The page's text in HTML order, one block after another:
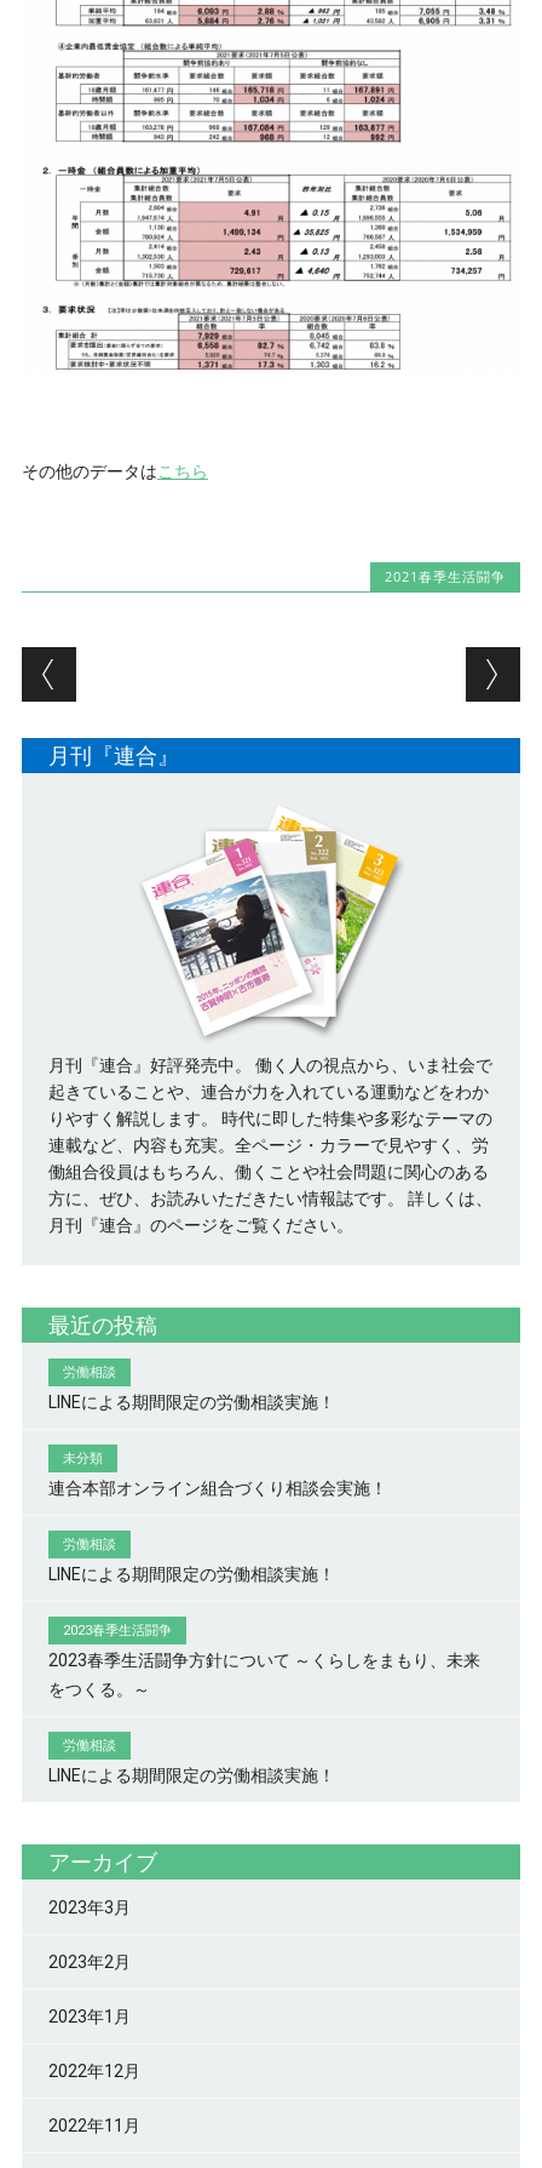
その他のデータはこちら
2021春季生活闘争
Post navigation
月刊『連合』
月刊『連合』好評発売中。 働く人の視点から、いま社会で
起きていることや、連合が力を入れている運動などをわか
りやすく解説します。 時代に即した特集や多彩なテーマの
連載など、内容も充実。全ページ・カラーで見やすく、労
働組合役員はもちろん、働くことや社会問題に関心のある
方に、ぜひ、お読みいただきたい情報誌です。 詳しくは、
月刊『連合』のページをご覧ください。
最近の投稿
労働相談
LINEによる期間限定の労働相談実施！
未分類
連合本部オンライン組合づくり相談会実施！
労働相談
LINEによる期間限定の労働相談実施！
2023春季生活闘争
2023春季生活闘争方針について ～くらしをまもり、未来
をつくる。～
労働相談
LINEによる期間限定の労働相談実施！
アーカイブ
2023年3月
2023年2月
2023年1月
2022年12月
2022年11月